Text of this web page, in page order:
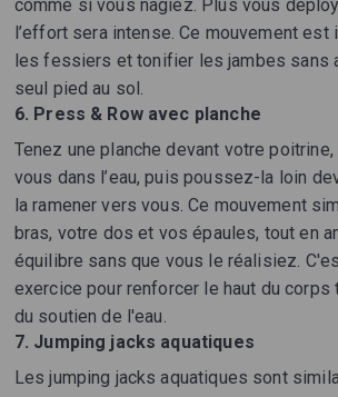
comme si vous nagiez. Plus vous
l’effort sera intense. Ce mouvement
les fessiers et tonifier les jambes sans
seul pied au sol.
6. Press & Row avec planche
Tenez une planche devant votre
vous dans l’eau, puis poussez-la loin
la ramener vers vous. Ce mouvement
bras, votre dos et vos épaules, tout en
équilibre sans que vous le réalisiez.
exercice pour renforcer le haut du corps
du soutien de l'eau.
7. Jumping jacks aquatiques
Les jumping jacks aquatiques sont